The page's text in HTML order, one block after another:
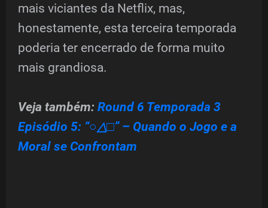
mais viciantes da Netflix, mas,
honestamente, esta terceira temporada
poderia ter encerrado de forma muito
mais grandiosa.
Veja também: Round 6 Temporada 3
Episódio 5: “○△□” – Quando o Jogo e a
Moral se Confrontam